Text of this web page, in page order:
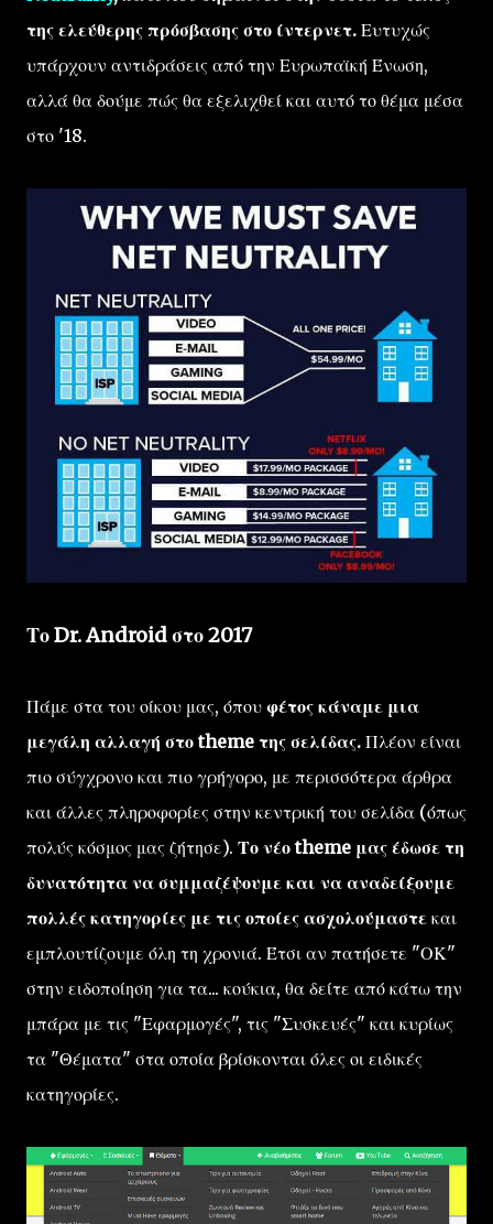
της ελεύθερης πρόσβασης στο ίντερνετ. Ευτυχώς
υπάρχουν αντιδράσεις από την Ευρωπαϊκή Ένωση,
αλλά θα δούμε πώς θα εξελιχθεί και αυτό το θέμα μέσα
στο '18.
Το Dr. Android στο 2017
Πάμε στα του οίκου μας, όπου φέτος κάναμε μια
μεγάλη αλλαγή στο theme της σελίδας. Πλέον είναι
πιο σύγχρονο και πιο γρήγορο, με περισσότερα άρθρα
και άλλες πληροφορίες στην κεντρική του σελίδα (όπως
πολύς κόσμος μας ζήτησε). Το νέο theme μας έδωσε τη
δυνατότητα να συμμαζέψουμε και να αναδείξουμε
πολλές κατηγορίες με τις οποίες ασχολούμαστε και
εμπλουτίζουμε όλη τη χρονιά. Έτσι αν πατήσετε "ΟΚ"
στην ειδοποίηση για τα... κούκια, θα δείτε από κάτω την
μπάρα με τις "Εφαρμογές", τις "Συσκευές" και κυρίως
τα "Θέματα" στα οποία βρίσκονται όλες οι ειδικές
κατηγορίες.